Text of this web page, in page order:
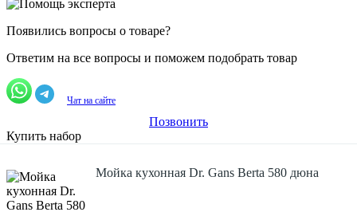
Появились вопросы о товаре?
Ответим на все вопросы и поможем подобрать товар
Чат на сайте
Позвонить
Купить набор
Мойка кухонная Dr. Gans Berta 580 дюна